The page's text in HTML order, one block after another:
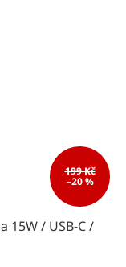
199 Kč
–20 %
15W / USB-C /